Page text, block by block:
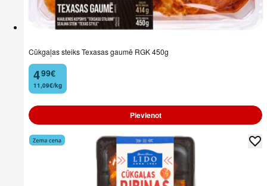
Cūkgaļas steiks Texasas gaumē RGK 450g
4
. 99€
11,09€/kg
Pievienot